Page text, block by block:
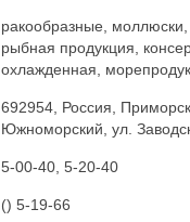
ракообразные,
рыбная продукция,
охлажденная,
692954, Россия,
Южноморский, ул.
5-00-40, 5-20-40
() 5-19-66